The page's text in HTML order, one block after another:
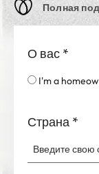
Полная
О вас *
I'm a
Страна *